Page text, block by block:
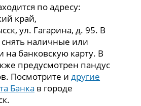
по адресу:
край,
ул. Гагарина, д. 95. В
наличные или
на банковскую карту. В
предусмотрен пандус
Посмотрите идругие
Банка в городе